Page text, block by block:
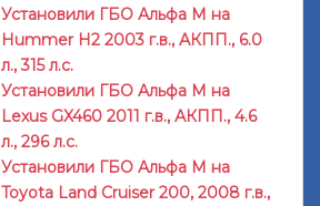
Установили ГБО Альфа М на
Hummer H2 2003 г.в., АКПП., 6.0
л., 315 л.с.
Установили ГБО Альфа М на
Lexus GX460 2011 г.в., АКПП., 4.6
л., 296 л.с.
Установили ГБО Альфа М на
Toyota Land Cruiser 200, 2008 г.в.,